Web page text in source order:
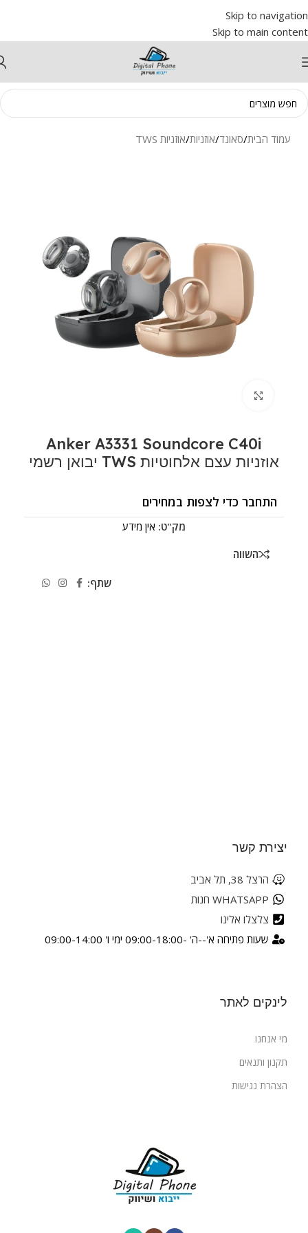
Skip to navigation
Skip to main content
עמוד הבית/סאונד/אוזניות/אוזניות TWS
Anker A3331 Soundcore C40i
אוזניות עצם אלחוטיות TWS יבואן רשמי
התחבר כדי לצפות במחירים
מק"ט: אין מידע
השווה
שתף:
יצירת קשר
הרצל 38, תל אביב
WHATSAPP חנות
צלצלו אלינו
שעות פתיחה א'--ה' -09:00-18:00 ימי ו' 09:00-14:00
לינקים לאתר
מי אנחנו
תקנון ותנאים
הצהרת נגישות